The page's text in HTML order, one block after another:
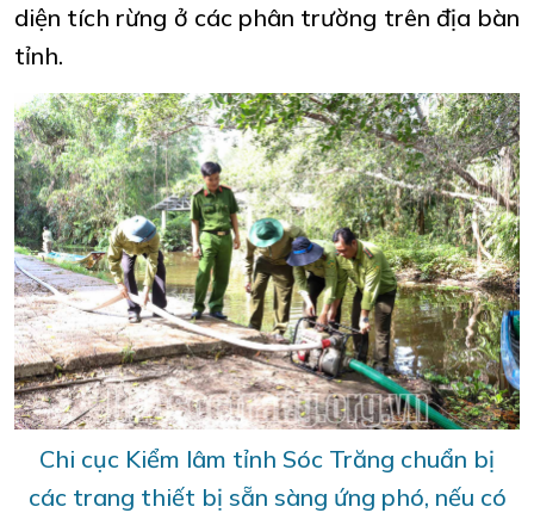
diện tích rừng ở các phân trường trên địa bàn
tỉnh.
Chi cục Kiểm lâm tỉnh Sóc Trăng chuẩn bị
các trang thiết bị sẵn sàng ứng phó, nếu có